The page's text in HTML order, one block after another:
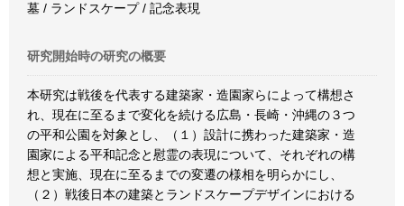
墓 / ランドスケープ / 記念表現
研究開始時の研究の概要
本研究は戦後を代表する建築家・造園家らによって構想さ
れ、現在に至るまで変化を続ける広島・長崎・沖縄の３つ
の平和公園を対象とし、（１）設計に携わった建築家・造
園家による平和記念と慰霊の表現について、それぞれの構
想と実施、現在に至るまでの変遷の様相を明らかにし、
（２）戦後日本の建築とランドスケープデザインにおける